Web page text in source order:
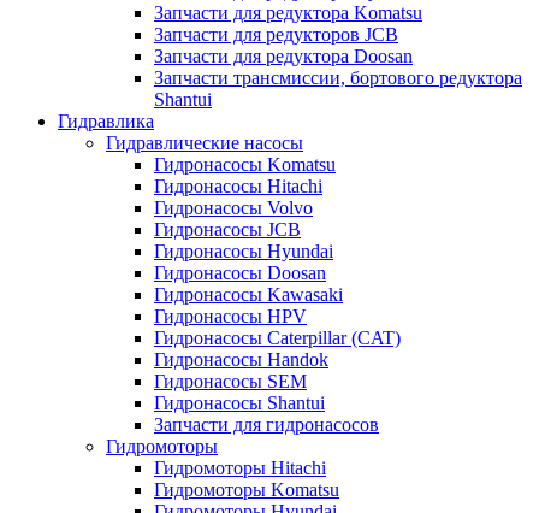
Запчасти для редуктора Komatsu
Запчасти для редукторов JCB
Запчасти для редуктора Doosan
Запчасти трансмиссии, бортового редуктора
Shantui
Гидравлика
Гидравлические насосы
Гидронасосы Komatsu
Гидронасосы Hitachi
Гидронасосы Volvo
Гидронасосы JCB
Гидронасосы Hyundai
Гидронасосы Doosan
Гидронасосы Kawasaki
Гидронасосы HPV
Гидронасосы Caterpillar (CAT)
Гидронасосы Handok
Гидронасосы SEM
Гидронасосы Shantui
Запчасти для гидронасосов
Гидромоторы
Гидромоторы Hitachi
Гидромоторы Komatsu